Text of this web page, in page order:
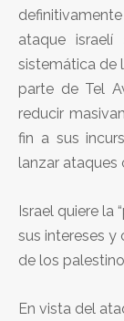
ataque
sistemática de
parte de Tel
reducir
fin a sus
lanzar ataques
Israel quiere la
sus intereses
de los
En vista del